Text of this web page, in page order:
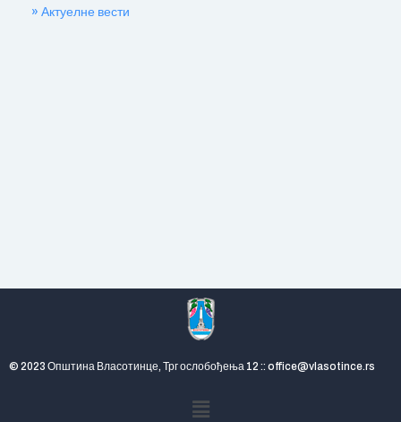
» Актуелне вести
© 2023 Општина Власотинце, Трг ослобођења 12 :: office@vlasotince.rs